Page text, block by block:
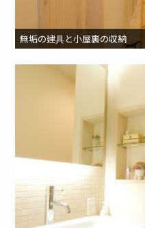
無垢の建具と小屋裏の収納